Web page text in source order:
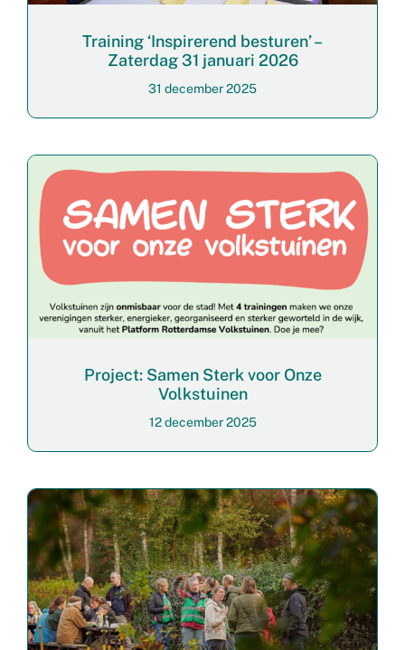
Training ‘Inspirerend besturen’ –
Zaterdag 31 januari 2026
31 december 2025
Project: Samen Sterk voor Onze
Volkstuinen
12 december 2025